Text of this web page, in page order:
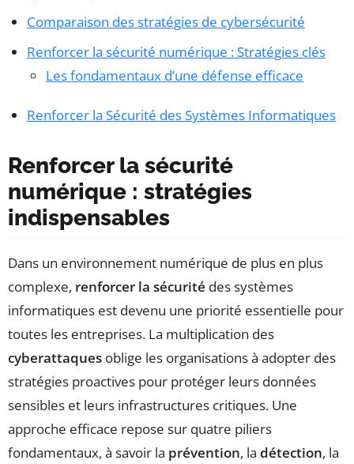
Comparaison des stratégies de cybersécurité
Renforcer la sécurité numérique : Stratégies clés
Les fondamentaux d’une défense efficace
Renforcer la Sécurité des Systèmes Informatiques
Renforcer la sécurité
numérique : stratégies
indispensables
Dans un environnement numérique de plus en plus
complexe, renforcer la sécurité des systèmes
informatiques est devenu une priorité essentielle pour
toutes les entreprises. La multiplication des
cyberattaques oblige les organisations à adopter des
stratégies proactives pour protéger leurs données
sensibles et leurs infrastructures critiques. Une
approche efficace repose sur quatre piliers
fondamentaux, à savoir la prévention, la détection, la